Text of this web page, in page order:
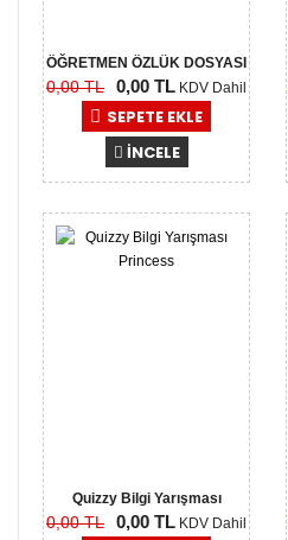
ÖĞRETMEN ÖZLÜK DOSYASI
1 KLASÖ..
0,00 TL 0,00 TL KDV Dahil
SEPETE EKLE
İNCELE
0,00
Quizzy Bilgi Yarışması
Princes..
0,00 TL 0,00 TL KDV Dahil